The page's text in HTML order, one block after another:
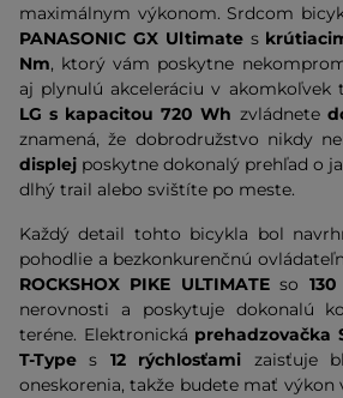
maximálnym výkonom. Srdcom
PANASONIC GX Ultimates
Nm, ktorý vám poskytne
aj plynulú akceleráciu v akomkoľvek
LG s kapacitou 720 Wh zvládnete
znamená, že dobrodružstvo nikdy
displej poskytne dokonalý prehľad o
dlhý trail alebo svištíte po meste.
Každý detail tohto bicykla bol
pohodlie a bezkonkurenčnú
ROCKSHOX PIKE ULTIMATEso
nerovnosti a poskytuje dokonalú
teréne. Elektronická prehadzovačka
T-Type s 12 rýchlosťami zaisťuje
oneskorenia, takže budete mať výkon